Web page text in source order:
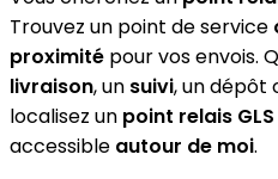
Trouvez un point de service
proximité pour vos envois.
livraison, un suivi, un dépôt
localisez un point relais GLS
accessible autour de moi.